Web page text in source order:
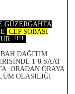
GÜZERGAHTA
CEP SOBASI
!!!!
DAĞITIM
1-8 SAAT
ORADAN ORAYA
OLASILIĞI